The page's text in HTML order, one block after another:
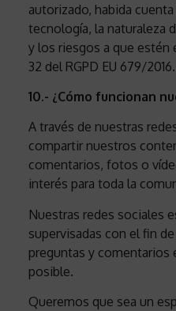
autorizado, habida
tecnología, la naturaleza
y los riesgos a que estén
32 del RGPD EU 679/2016.
10.- ¿Cómo funcionan
A través de nuestras
compartir nuestros
comentarios, fotos o
interés para toda la
Nuestras redes sociales
supervisadas con el fin
preguntas y comentarios
posible.
Queremos que sea un